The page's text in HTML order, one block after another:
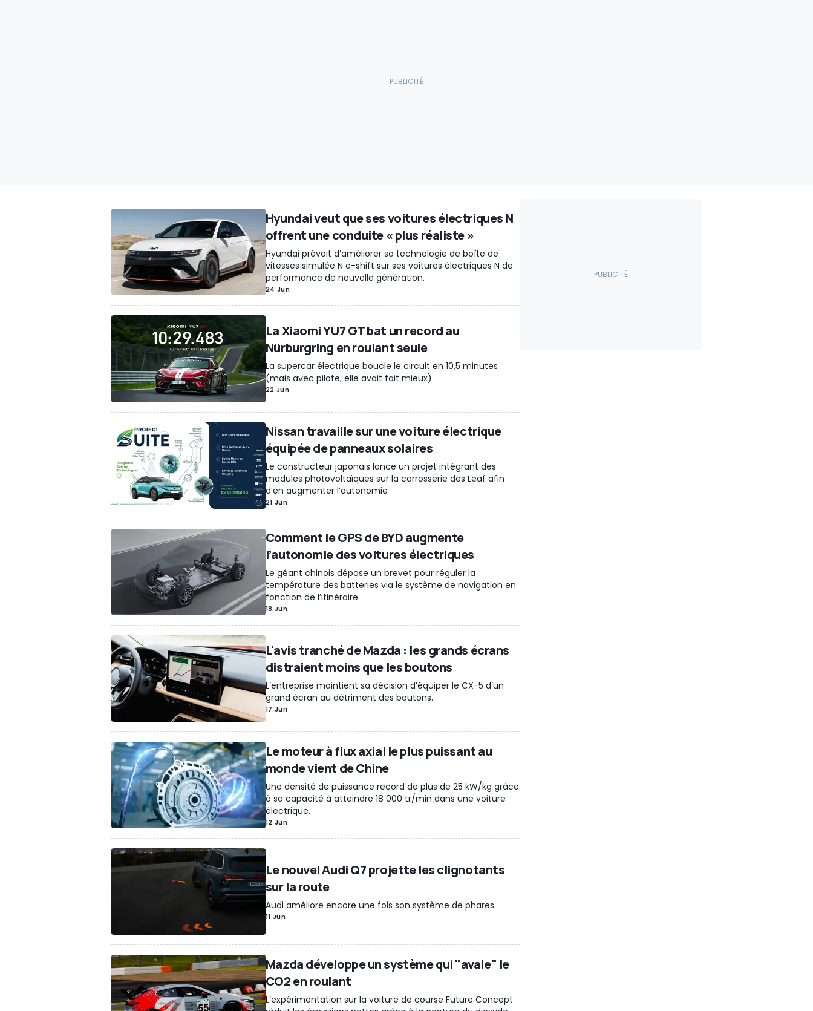
Hyundai veut que ses voitures électriques N
offrent une conduite « plus réaliste »
Hyundai prévoit d’améliorer sa technologie de boîte de
vitesses simulée N e-shift sur ses voitures électriques N de
performance de nouvelle génération.
24 Jun
La Xiaomi YU7 GT bat un record au
Nürburgring en roulant seule
La supercar électrique boucle le circuit en 10,5 minutes
(mais avec pilote, elle avait fait mieux).
22 Jun
Nissan travaille sur une voiture électrique
équipée de panneaux solaires
Le constructeur japonais lance un projet intégrant des
modules photovoltaïques sur la carrosserie des Leaf afin
d’en augmenter l’autonomie
21 Jun
Comment le GPS de BYD augmente
l’autonomie des voitures électriques
Le géant chinois dépose un brevet pour réguler la
température des batteries via le système de navigation en
fonction de l’itinéraire.
18 Jun
L'avis tranché de Mazda : les grands écrans
distraient moins que les boutons
L’entreprise maintient sa décision d’équiper le CX-5 d’un
grand écran au détriment des boutons.
17 Jun
Le moteur à flux axial le plus puissant au
monde vient de Chine
Une densité de puissance record de plus de 25 kW/kg grâce
à sa capacité à atteindre 18 000 tr/min dans une voiture
électrique.
12 Jun
Le nouvel Audi Q7 projette les clignotants
sur la route
Audi améliore encore une fois son système de phares.
11 Jun
Mazda développe un système qui "avale" le
CO2 en roulant
L’expérimentation sur la voiture de course Future Concept